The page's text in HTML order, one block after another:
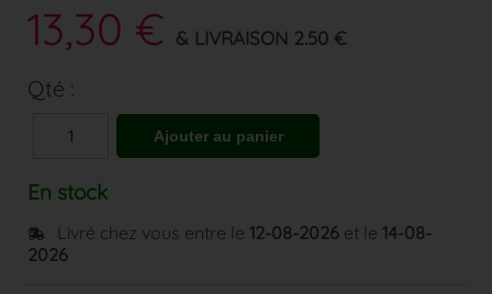
13,30 € & LIVRAISON 2.50 €
Qté :
En stock
Livré chez vous entre le12-08-2026 et le14-08-
2026